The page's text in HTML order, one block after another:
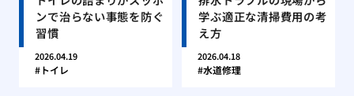
ンで治らない事態を防ぐ
習慣
2026.04.19
トイレ
学ぶ適正な清掃費用の考
え方
2026.04.18
水道修理